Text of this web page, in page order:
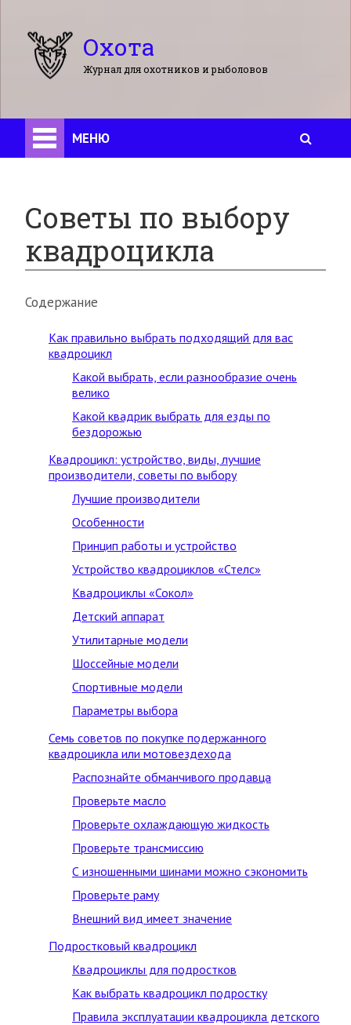
Охота
Журнал для охотников и рыболовов
МЕНЮ
Советы по выбору
квадроцикла
Содержание
Как правильно выбрать подходящий для вас
квадроцикл
Какой выбрать, если разнообразие очень
велико
Какой квадрик выбрать для езды по
бездорожью
Квадроцикл: устройство, виды, лучшие
производители, советы по выбору
Лучшие производители
Особенности
Принцип работы и устройство
Устройство квадроциклов «Стелс»
Квадроциклы «Сокол»
Детский аппарат
Утилитарные модели
Шоссейные модели
Спортивные модели
Параметры выбора
Семь советов по покупке подержанного
квадроцикла или мотовездехода
Распознайте обманчивого продавца
Проверьте масло
Проверьте охлаждающую жидкость
Проверьте трансмиссию
С изношенными шинами можно сэкономить
Проверьте раму
Внешний вид имеет значение
Подростковый квадроцикл
Квадроциклы для подростков
Как выбрать квадроцикл подростку
Правила эксплуатации квадроцикла детского